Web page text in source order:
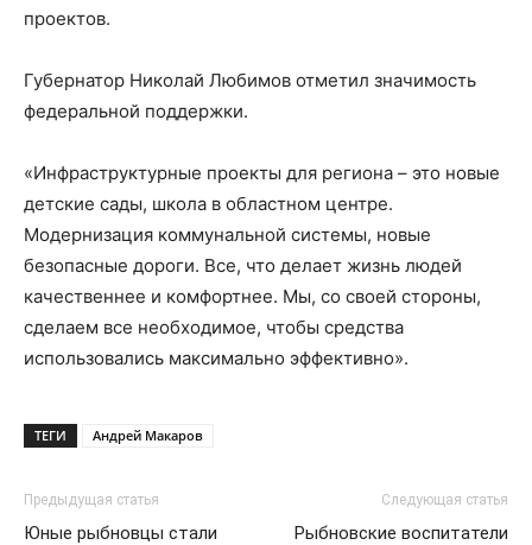
проектов.
Губернатор Николай Любимов отметил значимость
федеральной поддержки.
«Инфраструктурные проекты для региона – это новые
детские сады, школа в областном центре.
Модернизация коммунальной системы, новые
безопасные дороги. Все, что делает жизнь людей
качественнее и комфортнее. Мы, со своей стороны,
сделаем все необходимое, чтобы средства
использовались максимально эффективно».
ТЕГИ Андрей Макаров
Предыдущая статья
Юные рыбновцы стали
Следующая статья
Рыбновские воспитатели